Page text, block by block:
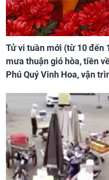
Tử vi tuần mới (từ 10 đến
mưa thuận gió hòa, tiền
Phú Quý Vinh Hoa, vận